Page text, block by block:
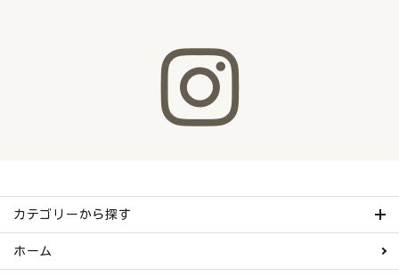
カテゴリーから探す
ホーム